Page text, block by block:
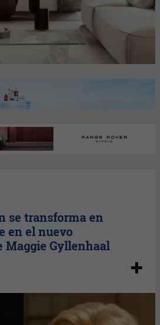
se transforma en
en el nuevo
Maggie Gyllenhaal